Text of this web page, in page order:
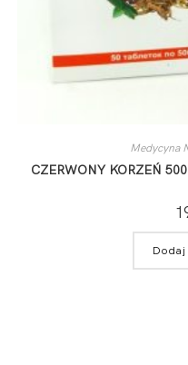
Medycyna
CZERWONY KORZEŃ